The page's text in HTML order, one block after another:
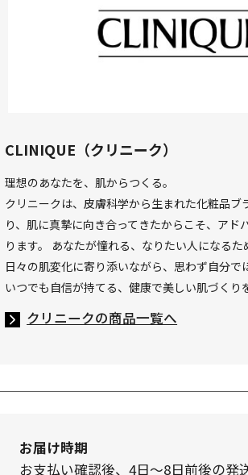
CLINIQUE（クリニーク）
理想のあなたを、肌からつくる。
クリニークは、皮膚科学から生まれた化粧品ブ
り、肌に真摯に向き合ってきたからこそ、アド
ります。 あなたが憧れる、なりたい人になるた
日々の肌変化に寄り添いながら、思わず自分で
いつでも自信が持てる、健康で美しい肌づくり
クリニークの商品一覧へ
お届け時期
お支払い確認後、4日～8日前後の発